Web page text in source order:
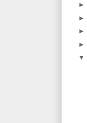
►
►
►
►
▼